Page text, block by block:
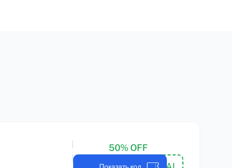
50% OFF
Показать код